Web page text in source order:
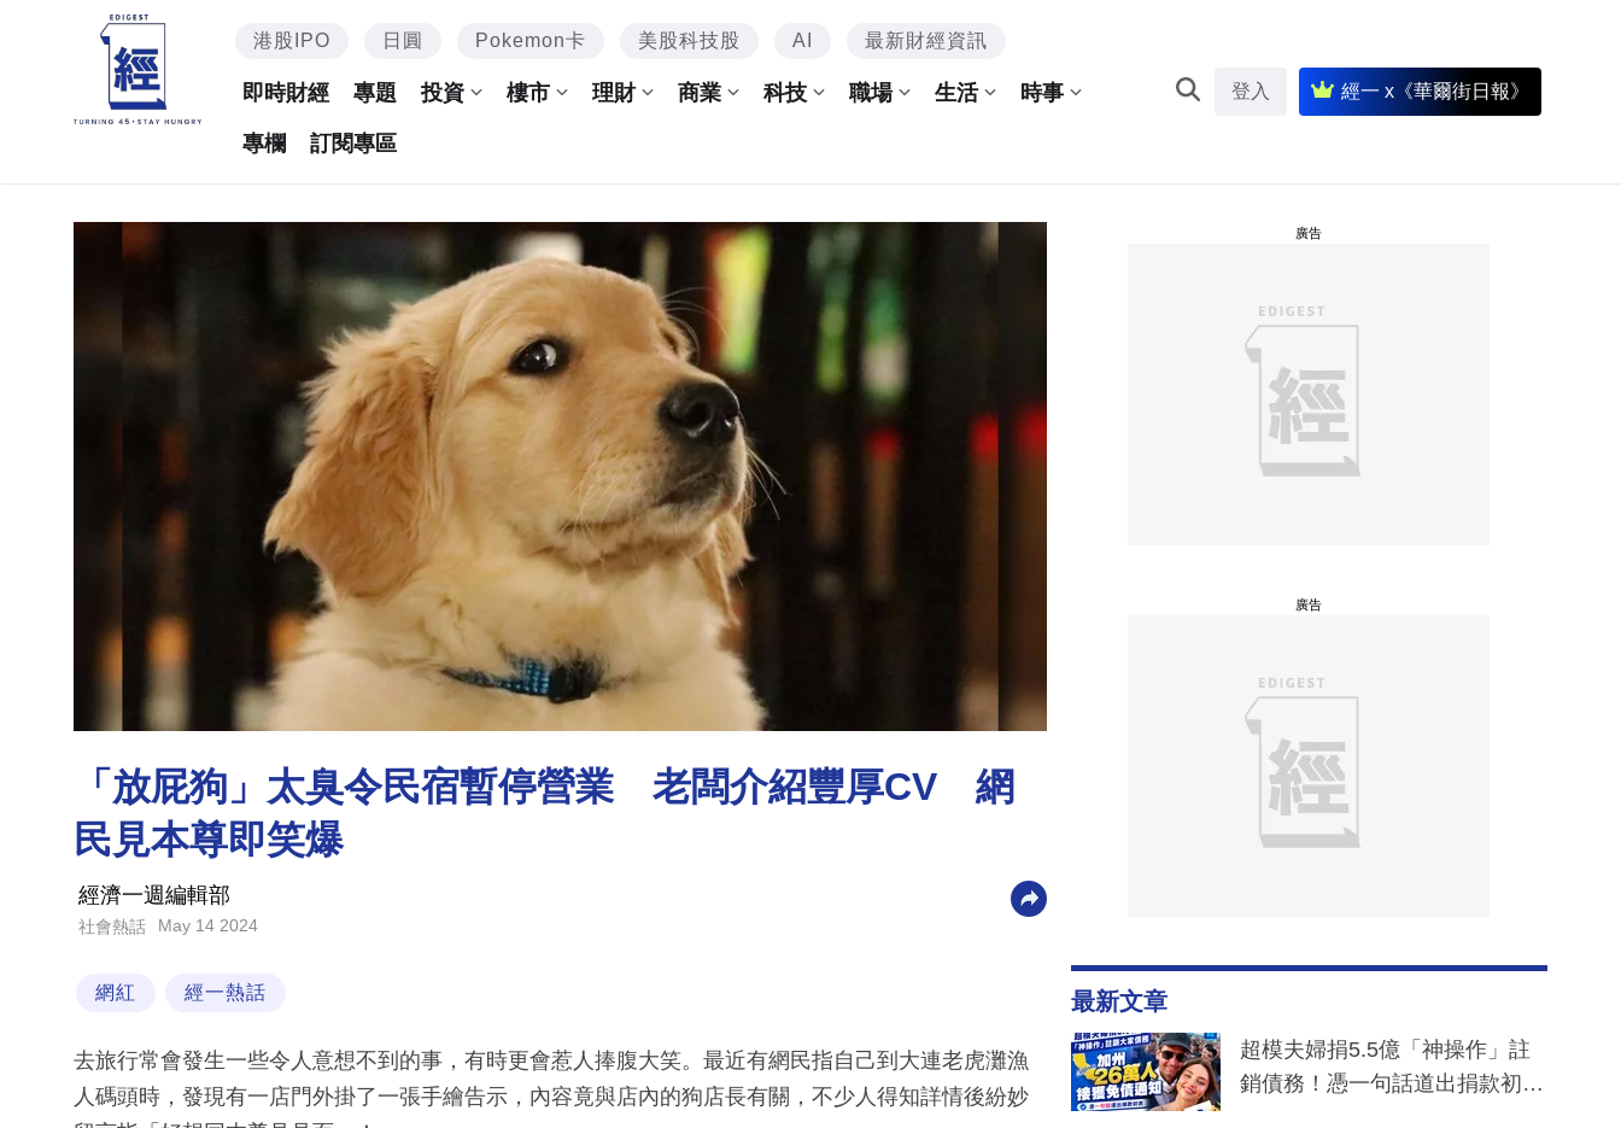
港股IPO 日圓 Pokemon卡 美股科技股 AI 最新財經資訊
即時財經 專題 投資 樓市 理財 商業 科技 職場 生活 時事
專欄 訂閱專區
登入 經一 x《華爾街日報》
「放屁狗」太臭令民宿暫停營業 老闆介紹豐厚CV 網
民見本尊即笑爆
經濟一週編輯部
社會熱話 May 14 2024
網紅 經一熱話
去旅行常會發生一些令人意想不到的事，有時更會惹人捧腹大笑。最近有網民指自己到大連老虎灘漁
人碼頭時，發現有一店門外掛了一張手繪告示，內容竟與店內的狗店長有關，不少人得知詳情後紛妙
廣告
廣告
最新文章
超模夫婦捐5.5億「神操作」註
銷債務！憑一句話道出捐款初